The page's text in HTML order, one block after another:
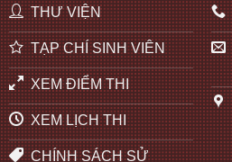
THƯ VIỆN
TẠP CHÍ SINH VIÊN
XEM ĐIỂM THI
XEM LỊCH THI
CHÍNH SÁCH SỬ